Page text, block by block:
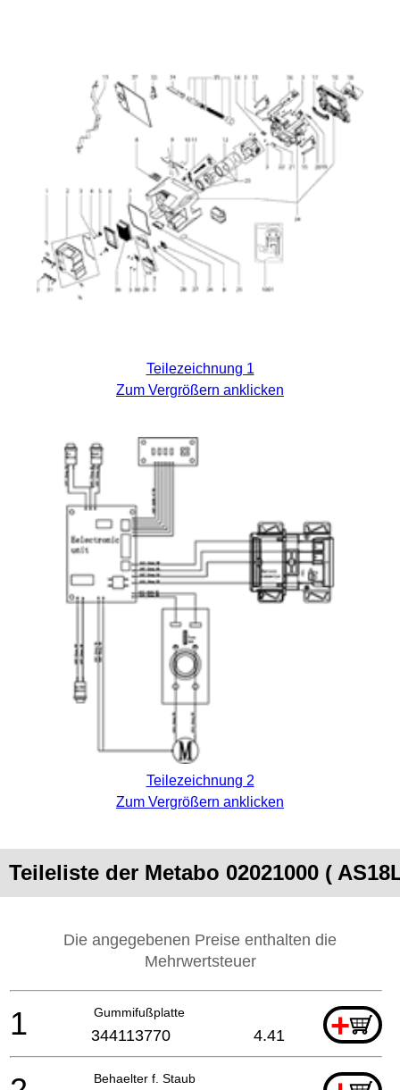
Teilezeichnung 1
Zum Vergrößern anklicken
Teilezeichnung 2
Zum Vergrößern anklicken
Teileliste der Metabo 02021000 (
Die angegebenen Preise enthalten die
Mehrwertsteuer
Gummifußplatte +
1 344113770 4.41
Behaelter f. Staub